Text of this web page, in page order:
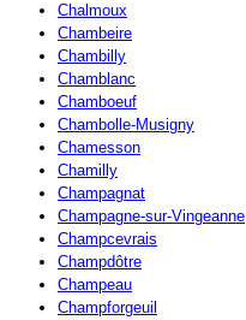
Chalmoux
Chambeire
Chambilly
Chamblanc
Chamboeuf
Chambolle-Musigny
Chamesson
Chamilly
Champagnat
Champagne-sur-Vingeanne
Champcevrais
Champdôtre
Champeau
Champforgeuil